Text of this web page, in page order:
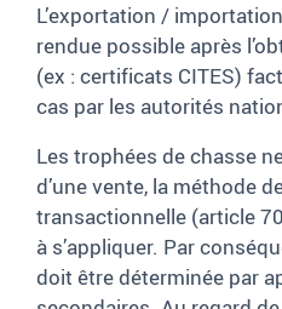
L’exportation /
rendue possible après
(ex : certificats CITES)
cas par les autorités
Les trophées de chasse
d’une vente, la méthode
transactionnelle (article
à s’appliquer. Par
doit être déterminée par